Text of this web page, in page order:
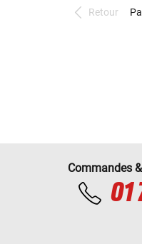
Retour
Commandes
01